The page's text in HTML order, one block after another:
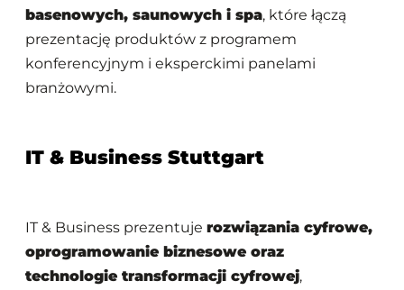
basenowych, saunowych i spa, które łączą
prezentację produktów z programem
konferencyjnym i eksperckimi panelami
branżowymi.
IT & Business Stuttgart
IT & Business prezentuje rozwiązania cyfrowe,
oprogramowanie biznesowe oraz
technologie transformacji cyfrowej,